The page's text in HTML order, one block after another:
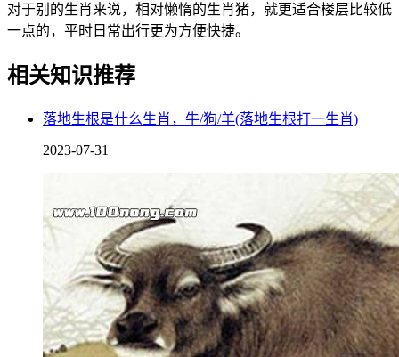
对于别的生肖来说，相对懒惰的生肖猪，就更适合楼层比较低
一点的，平时日常出行更为方便快捷。
相关知识推荐
落地生根是什么生肖，牛/狗/羊(落地生根打一生肖)
2023-07-31